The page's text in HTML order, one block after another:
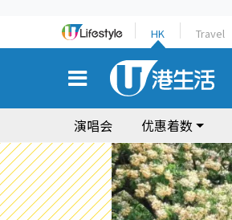
HK Travel
演唱会 优惠着数